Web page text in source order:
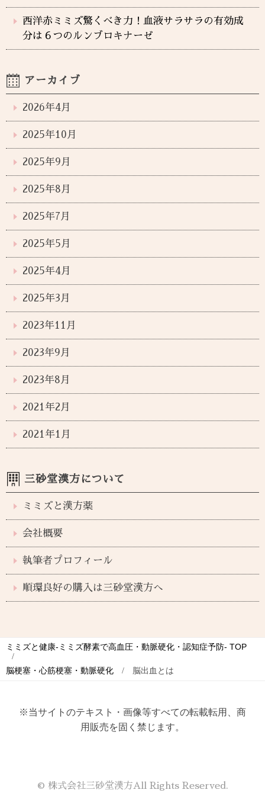
西洋赤ミミズ驚くべき力！血液サラサラの有効成
分は６つのルンブロキナーゼ
アーカイブ
2026年4月
2025年10月
2025年9月
2025年8月
2025年7月
2025年5月
2025年4月
2025年3月
2023年11月
2023年9月
2023年8月
2021年2月
2021年1月
三砂堂漢方について
ミミズと漢方薬
会社概要
執筆者プロフィール
順環良好の購入は三砂堂漢方へ
ミミズと健康-ミミズ酵素で高血圧・動脈硬化・認知症予防- TOP
脳梗塞・心筋梗塞・動脈硬化 脳出血とは
※当サイトのテキスト・画像等すべての転載転用、商
用販売を固く禁じます。
© 株式会社三砂堂漢方All Rights Reserved.